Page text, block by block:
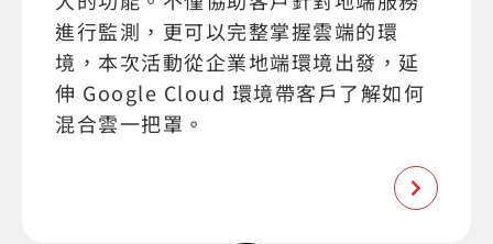
進行監測，更可以完整掌握雲端的環
境，本次活動從企業地端環境出發，延
伸 Google Cloud 環境帶客戶了解如何
混合雲一把罩。